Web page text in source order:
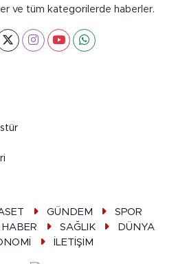
ve tüm kategorilerde haberler.
GÜNDEM
SPOR
SAĞLIK
DÜNYA
İLETİŞİM